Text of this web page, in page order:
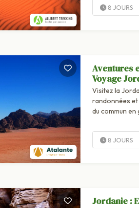
8 JOURS
Aventures
Voyage
Visitez la
randonnées
du commun
8 JOURS
Jordanie :